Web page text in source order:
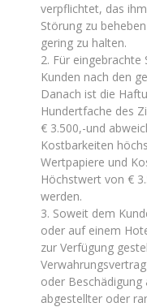
verpflichtet, das
Störung zu
gering zu halten.
2. Für
Kunden nach den
Danach ist die
Hundertfache des
€ 3.500,-und
Kostbarkeiten
Wertpapiere und
Höchstwert von €
werden.
3. Soweit dem
oder auf einem
zur Verfügung
oder
abgestellter oder